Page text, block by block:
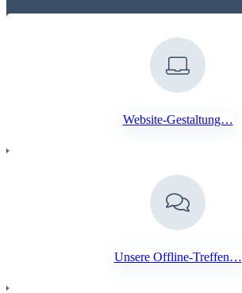
Unsere Offline-Treffen…
Website-Gestaltung…